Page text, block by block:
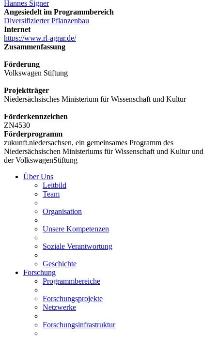
Hannes Signer
Angesiedelt im Programmbereich
Diversifizierter Pflanzenbau
Internet
https://www.rl-agrar.de/
Zusammenfassung
Förderung
Volkswagen Stiftung
Projektträger
Niedersächsisches Ministerium für Wissenschaft und Kultur
Förderkennzeichen
ZN4530
Förderprogramm
zukunft.niedersachsen, ein gemeinsames Programm des
Niedersächsischen Ministeriums für Wissenschaft und Kultur und
der VolkswagenStiftung
Über Uns
Leitbild
Team
Organisation
Unsere Kompetenzen
Soziale Verantwortung
Geschichte
Forschung
Programmbereiche
Forschungsprojekte
Netzwerke
Forschungsinfrastruktur